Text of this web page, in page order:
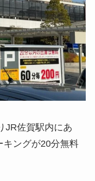
JR佐賀駅内にあ
キングが20分無料